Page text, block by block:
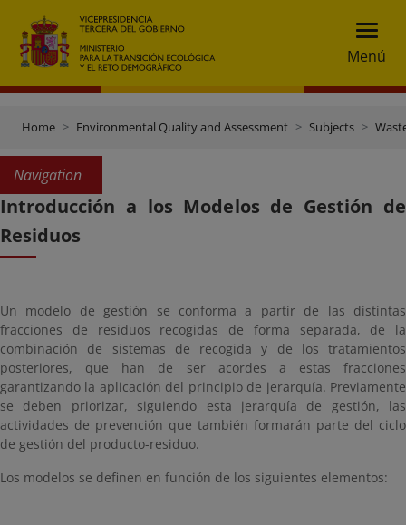
Menú
Home Environmental Quality and Assessment Subjects
Navigation
Introducción a los Modelos de Gestión de
Residuos
Un modelo de gestión se conforma a partir de las distintas
fracciones de residuos recogidas de forma separada, de la
combinación de sistemas de recogida y de los tratamientos
posteriores, que han de ser acordes a estas fracciones
garantizando la aplicación del principio de jerarquía. Previamente
se deben priorizar, siguiendo esta jerarquía de gestión, las
actividades de prevención que también formarán parte del ciclo
de gestión del producto-residuo.
Los modelos se definen en función de los siguientes elementos: